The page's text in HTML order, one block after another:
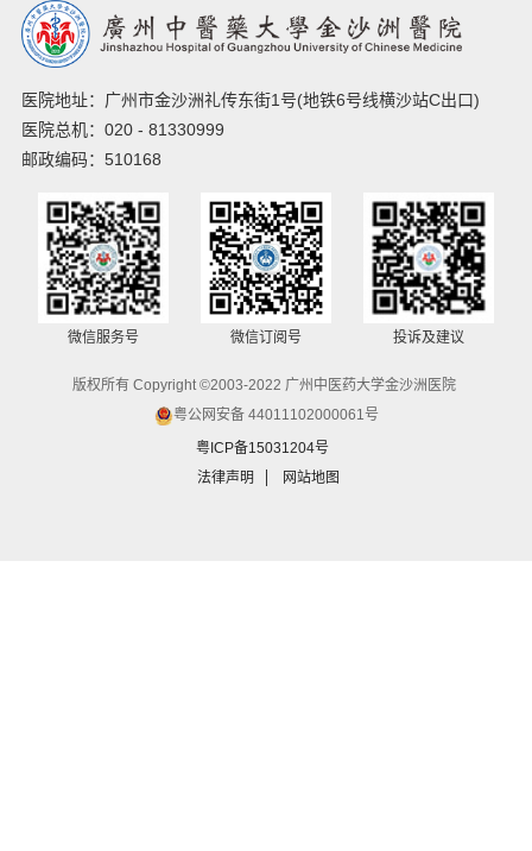
医院地址：广州市金沙洲礼传东街1号(地铁6号线横沙站C出口)
医院总机：020 - 81330999
邮政编码：510168
微信服务号 微信订阅号 投诉及建议
版权所有 Copyright ©2003-2022 广州中医药大学金沙洲医院
粤公网安备 44011102000061号
粤ICP备15031204号
法律声明
网站地图